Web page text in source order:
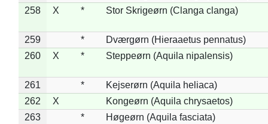
258
X * Stor Skrigeørn (Clanga clanga)
259 *
Dværgørn (Hieraaetus pennatus)
260
X * Steppeørn (Aquila nipalensis)
261 *
Kejserørn (Aquila heliaca)
262
X
Kongeørn (Aquila chrysaetos)
263
*
Høgeørn (Aquila fasciata)